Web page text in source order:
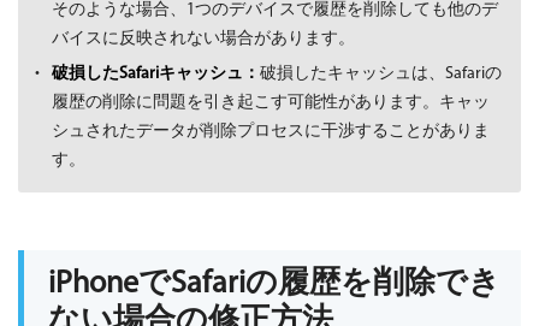
そのような場合、1つのデバイスで履歴を削除しても他のデ
バイスに反映されない場合があります。
破損したSafariキャッシュ： 破損したキャッシュは、Safariの
履歴の削除に問題を引き起こす可能性があります。キャッ
シュされたデータが削除プロセスに干渉することがありま
す。
iPhoneでSafariの履歴を削除でき